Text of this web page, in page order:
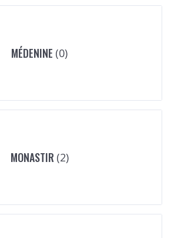
MÉDENINE (0)
MONASTIR (2)